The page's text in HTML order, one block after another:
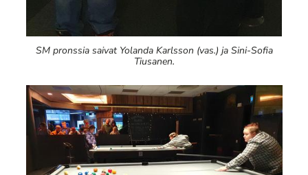
SM pronssia saivat Yolanda Karlsson (vas.) ja Sini-Sofia
Tiusanen.